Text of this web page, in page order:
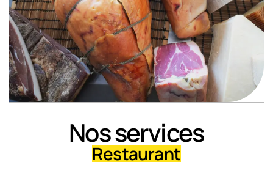
Nos services
Restaurant